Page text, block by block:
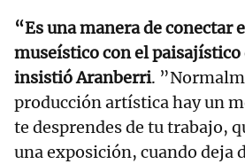
“Es una manera de conectar
museístico con el paisajístico
insistió Aranberri.
producción artística hay un
te desprendes de tu trabajo,
una exposición, cuando deja